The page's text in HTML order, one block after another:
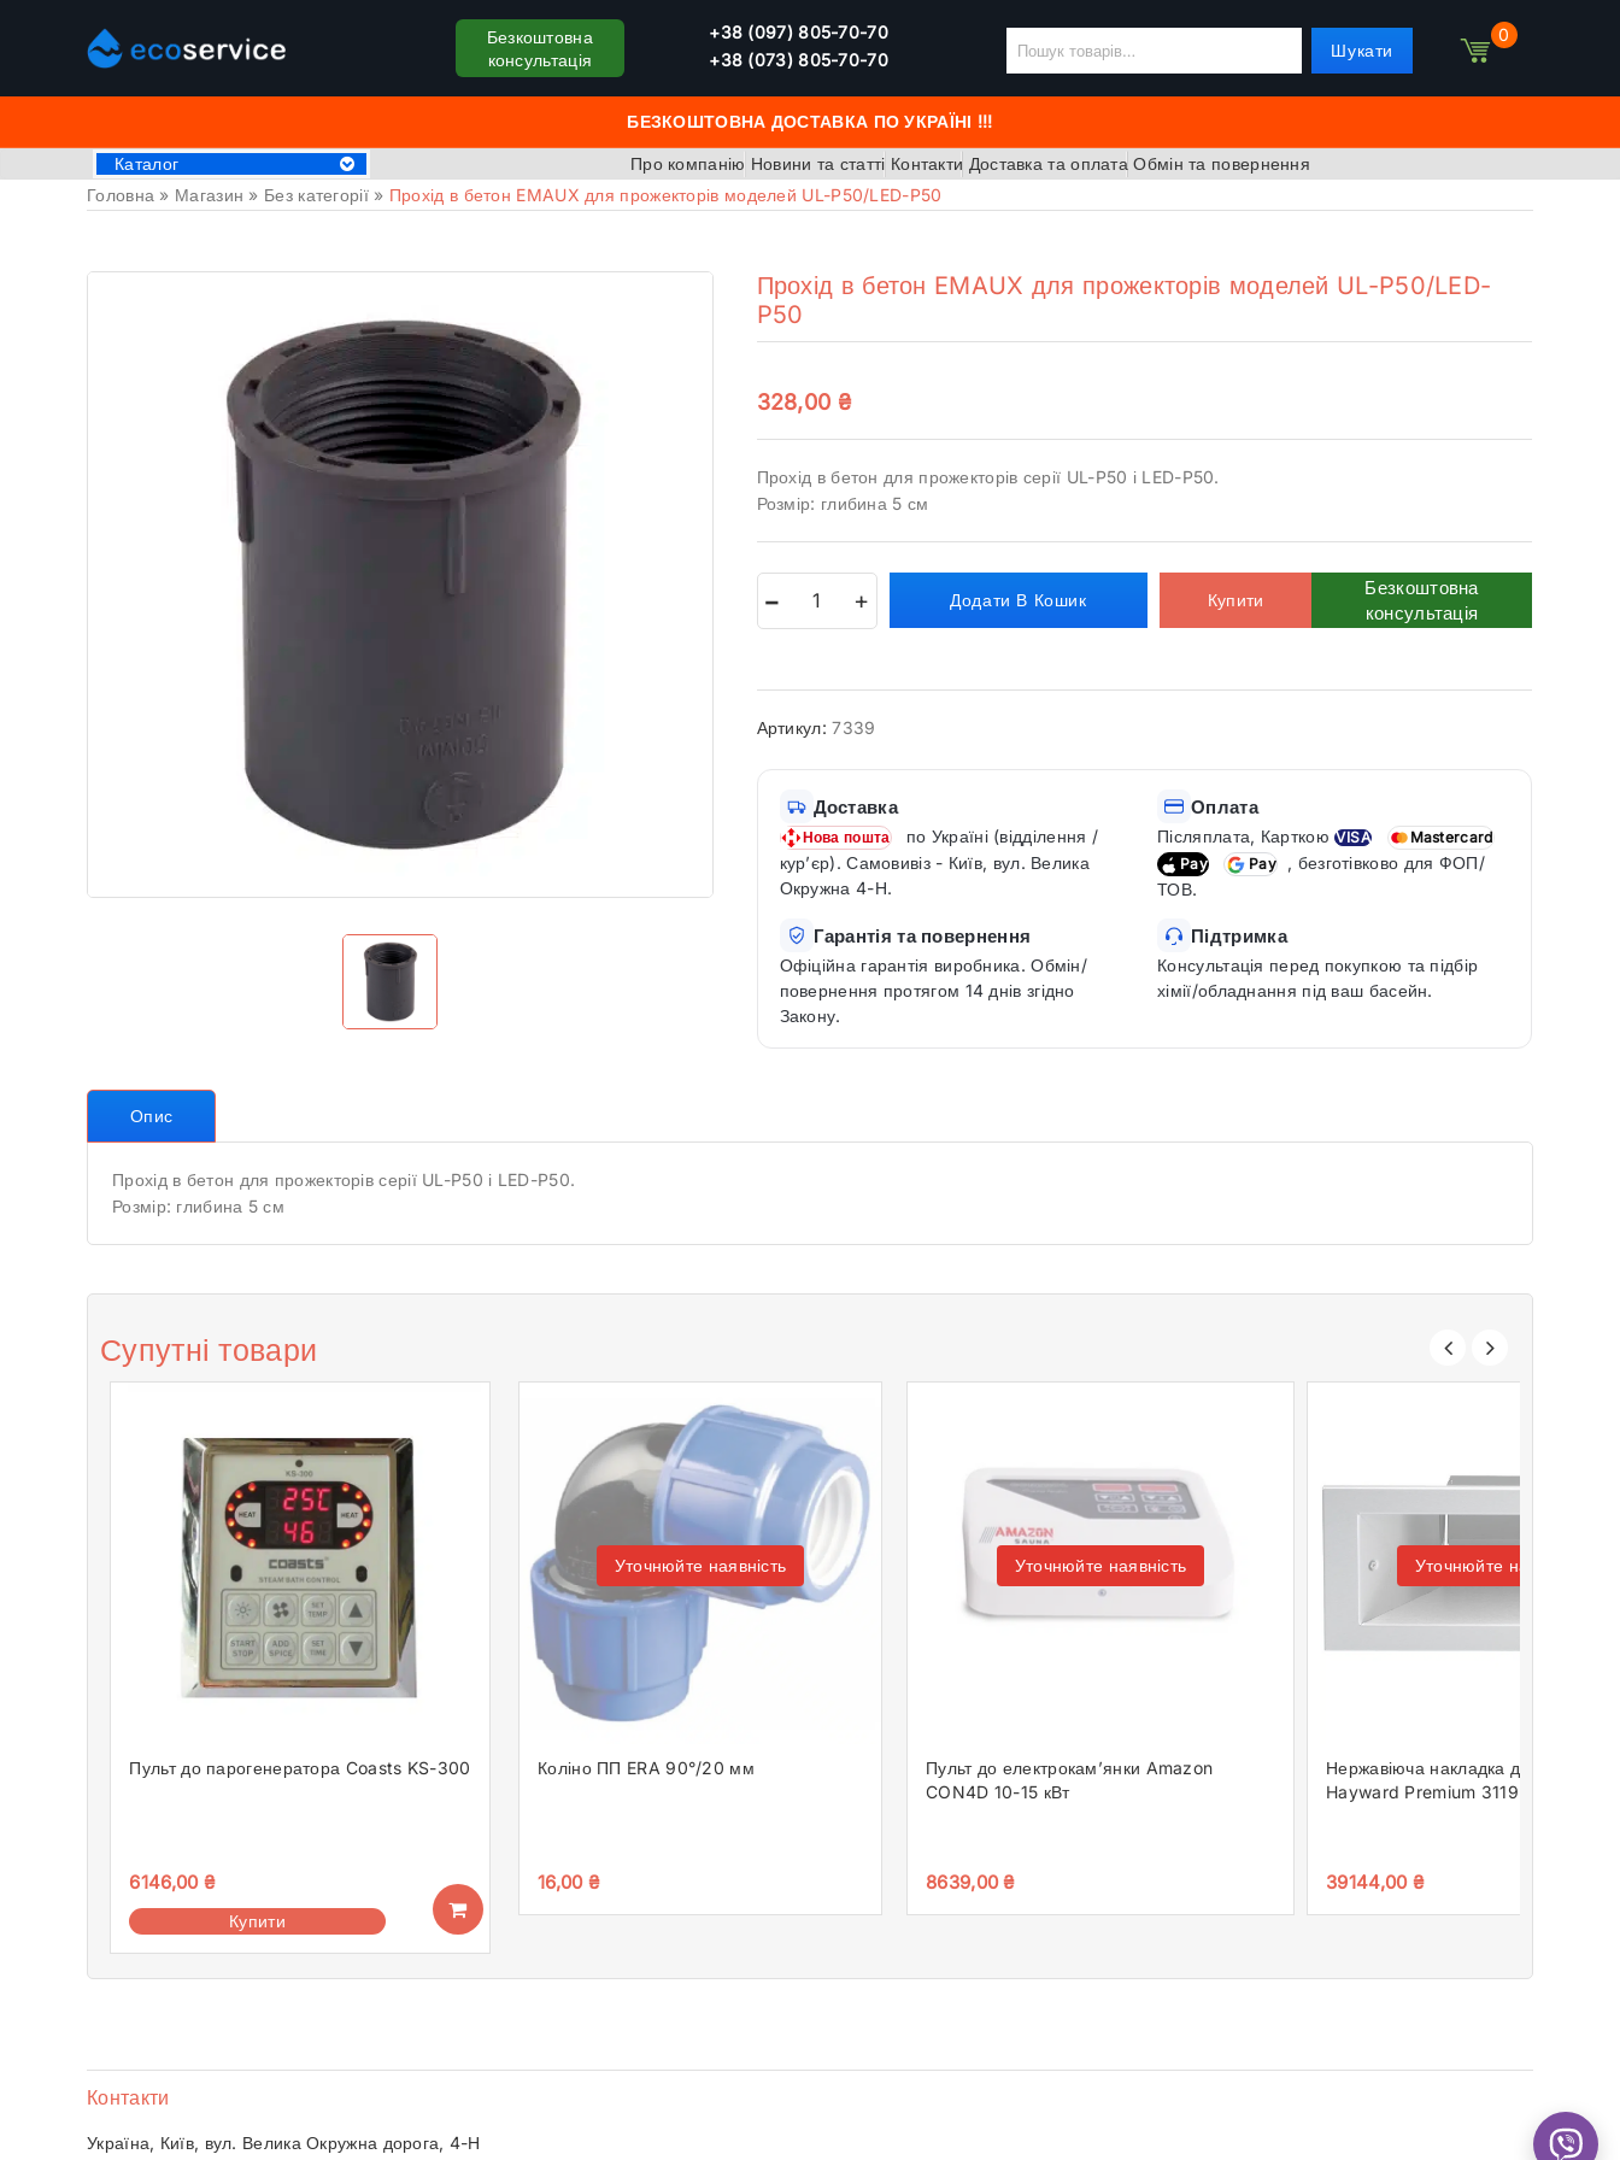
БЕЗКОШТОВНА ДОСТАВКА ПО УКРАЇНІ !!!
Безкоштовна
консультація
+38 (097) 805-70-70
+38 (073) 805-70-70
0
Шукати
Каталог
Хімія для басейну
Крижані ванни
Драбини та поручні
Труби та фітинги
Накриття на басейн
Оздоблювальні матеріали
Обладнання для саун
Теплові насоси для дому
Про компанію Новини та статті Контакти Доставка та оплата Обмін та повернення
Головна » Магазин » Без категорії» Прохід в бетон EMAUX для прожекторів моделей UL-P50/LED-P50
Прохід в бетон EMAUX для прожекторів моделей UL-P50/LED-
P50
328,00 ₴
Прохід в бетон для прожекторів серії UL-P50 і LED-P50.
Розмір: глибина 5 см
Додати В Кошик Купити
Безкоштовна
консультація
Артикул:7339
Доставка
Нова пошта
по Україні (відділення /
кур’єр). Самовивіз - Київ, вул. Велика
Окружна 4-Н.
Оплата
Післяплата, КарткоюVISA
Mastercard
Pay
Pay
, безготівково для ФОП/
ТОВ.
Гарантія та повернення
Офіційна гарантія виробника. Обмін/
повернення протягом 14 днів згідно
Закону.
Підтримка
Консультація перед покупкою та підбір
хімії/обладнання під ваш басейн.
Опис
Прохід в бетон для прожекторів серії UL-P50 і LED-P50.
Розмір: глибина 5 см
Супутні товари
Пульт до парогенератора Coasts KS-300
6146,00 ₴
Купити
Уточнюйте наявність
Коліно ПП ERA 90°/20 мм
16,00 ₴
Уточнюйте наявність
Пульт до електрокам’янки Amazon
CON4D 10-15 кВт
8639,00₴
Уточнюйте наявність
Нержавіюча накладка для скімера
Hayward Premium 3119
39144,00 ₴
Контакти
Україна, Київ, вул. Велика Окружна дорога, 4-Н